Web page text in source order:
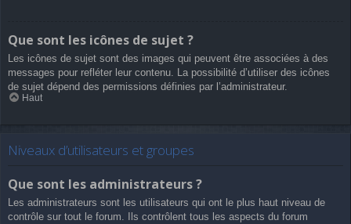
Que sont les icônes de sujet ?
Les icônes de sujet sont des images qui peuvent être associées à des
messages pour refléter leur contenu. La possibilité d’utiliser des icônes
de sujet dépend des permissions définies par l’administrateur.
Haut
Niveaux d’utilisateurs et groupes
Que sont les administrateurs ?
Les administrateurs sont les utilisateurs qui ont le plus haut niveau de
contrôle sur tout le forum. Ils contrôlent tous les aspects du forum